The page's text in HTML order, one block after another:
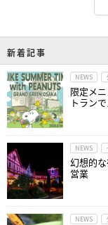
新着記事
NEWS
限定メ
トラン
NEWS
幻想的
営業
NEWS